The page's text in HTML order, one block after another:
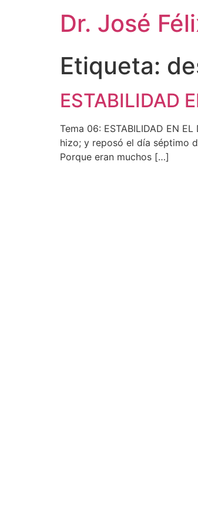
Dr. José
Etiqueta:
ESTABILIDAD
Tema 06: ESTABILIDAD EN
hizo; y reposó el día séptimo
Porque eran muchos […]